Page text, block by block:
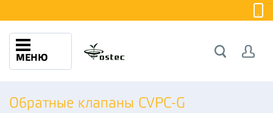
МЕНЮ
Обратные клапаны CVPC-G